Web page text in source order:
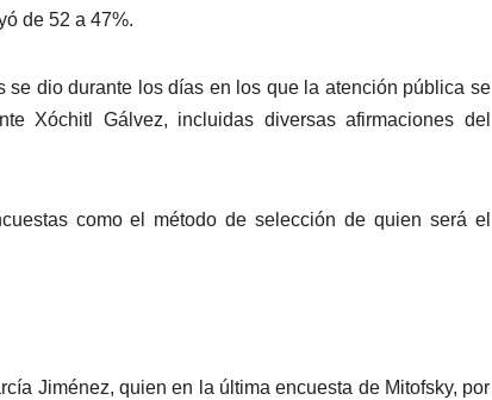
de 52 a 47%.
dio durante los días en los que la atención pública se
Xóchitl Gálvez, incluidas diversas afirmaciones del
como el método de selección de quien será el
Jiménez, quien en la última encuesta de Mitofsky, por